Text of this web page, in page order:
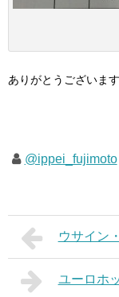
ありがとうございます
@ippei_fujimoto
ウサイン
ユーロホ